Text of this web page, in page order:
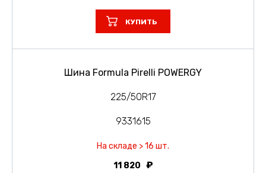
КУПИТЬ
Шина Formula Pirelli POWERGY
225/50R17
9331615
На складе > 16 шт.
11 820